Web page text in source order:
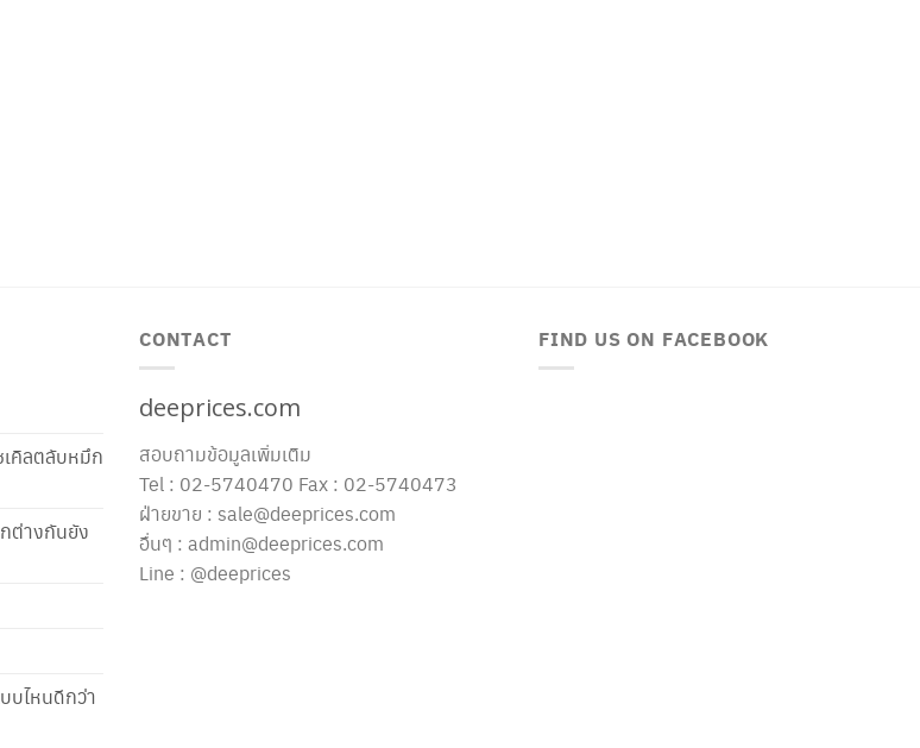
เคิลตลับหมึก
ต่างกันยัง
บไหนดีกว่า
CONTACT
deeprices.com
สอบถามข้อมูลเพิ่มเติม
Tel : 02-5740470 Fax : 02-5740473
ฝ่ายขาย : sale@deeprices.com
อื่นๆ : admin@deeprices.com
Line : @deeprices
FIND US ON FACEBOOK